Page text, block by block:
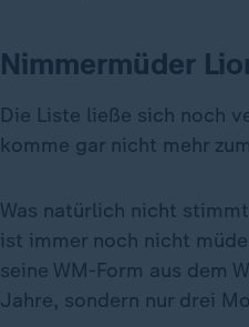
Nimmermüder
Die Liste ließe sich noch
komme gar nicht mehr
Was natürlich nicht
ist immer noch nicht
seine WM-Form aus dem
Jahre, sondern nur drei